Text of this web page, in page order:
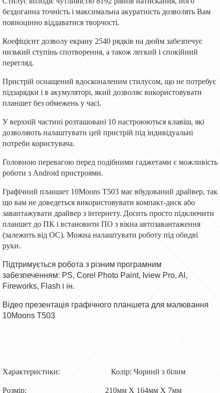
бездоганна точність і максимальна акуратність дозволять Вам
повноцінно віддаватися творчості.
Коефіцієнт дозволу екрану 2540 рядків на дюйм забезпечує
низький ступінь спотворення, а також легкий і спокійний
перегляд.
Пристрій оснащений вдосконаленим стилусом, що не потребує
підзарядки і в акумуляторі, який дозволяє використовувати
планшет без обмежень у часі.
У верхній частині розташовані 10 настроюються клавіш, які
дозволяють налаштувати цей пристрій під індивідуальні
потреби користувача.
Головною перевагою перед подібними гаджетами є можливість
роботи з Android пристроями.
Графічний планшет 10Moons T503 має вбудований драйвер, так
що вам не доведеться використовувати компакт-диск або
завантажувати драйвер з інтернету. Досить просто підключити
планшет до ПК і встановити ПО з вікна автозавантаження
(залежить від ОС). Можна налаштувати роботу під обидві
руки.
Підтримується робота з різним програмним
забезпеченням: PS, Corel Photo Paint, Iview Pro, Al,
Fireworks, Flash і ін.
Відео презентація графічного планшета для малювання
10Moons T503
Характеристики: Колір: Чорний з білим
Розмір: 210мм Х 164мм Х 7мм